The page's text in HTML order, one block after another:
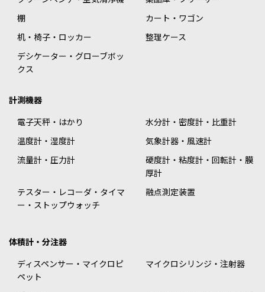
棚
カート・ワゴン
机・椅子・ロッカー
整理ケース
デシケーター・グローブボッ
クス
計測機器
電子天秤・はかり
水分計・密度計・比重計
温度計・湿度計
気象計器・風速計
流量計・圧力計
硬度計・粘度計・回転計・膜
厚計
テスター・レコーダ・タイマ
ー・ストップウォッチ
融点測定装置
体積計・分注器
ディスペンサー・マイクロピ
ペット
マイクロシリンジ・注射器